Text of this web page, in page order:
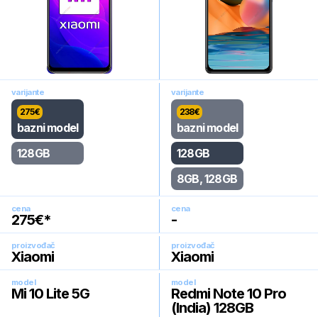
varijante
275€
bazni model
128GB
varijante
238€
bazni model
128GB
8GB, 128GB
cena
275€*
cena
-
proizvođač
Xiaomi
proizvođač
Xiaomi
model
Mi 10 Lite 5G
model
Redmi Note 10 Pro
(India) 128GB